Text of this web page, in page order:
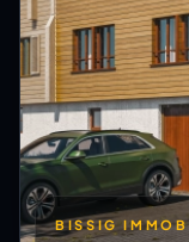
BISSIG